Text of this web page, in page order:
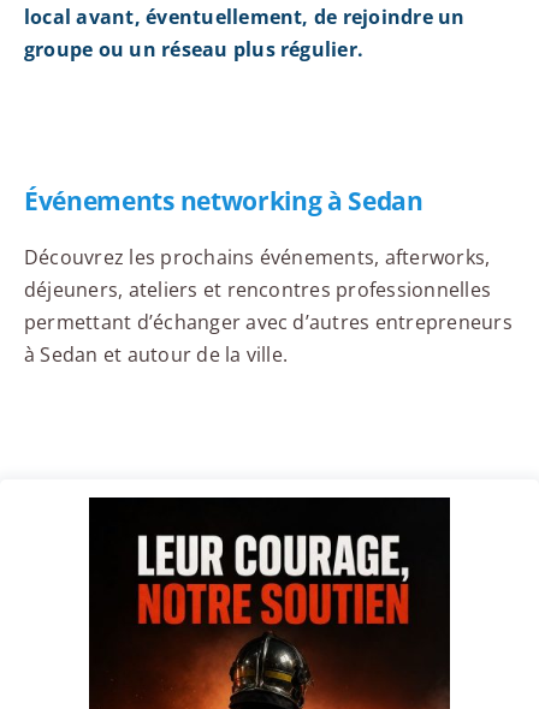
local avant, éventuellement, de rejoindre un
groupe ou un réseau plus régulier.
Événements networking à Sedan
Découvrez les prochains événements, afterworks,
déjeuners, ateliers et rencontres professionnelles
permettant d’échanger avec d’autres entrepreneurs
à Sedan et autour de la ville.